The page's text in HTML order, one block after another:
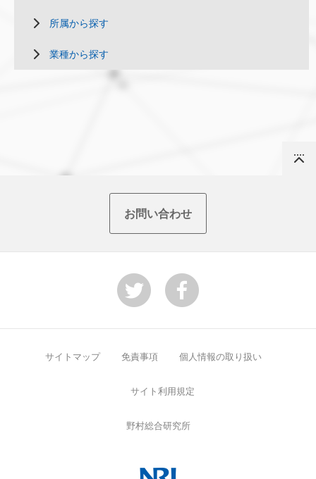
所属から探す
業種から探す
お問い合わせ
サイトマップ 免責事項 個人情報の取り扱い
サイト利用規定
野村総合研究所